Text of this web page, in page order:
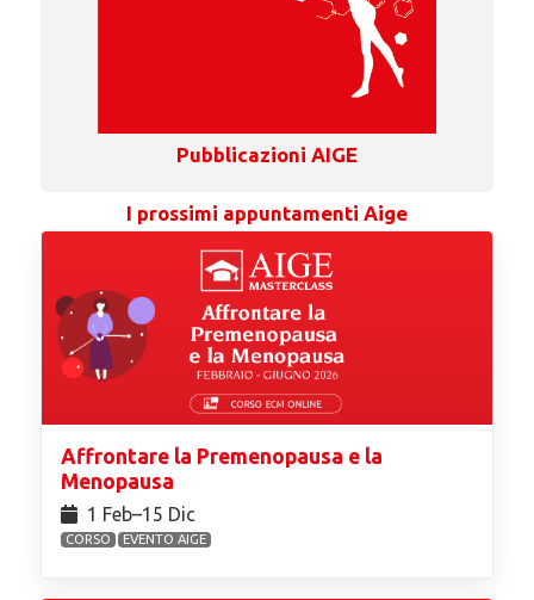
Pubblicazioni AIGE
I prossimi appuntamenti Aige
Affrontare la Premenopausa e la
Menopausa
1 Feb⁠–15 Dic
CORSO EVENTO AIGE